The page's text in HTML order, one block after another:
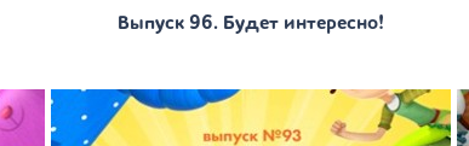
Выпуск 96. Будет интересно!